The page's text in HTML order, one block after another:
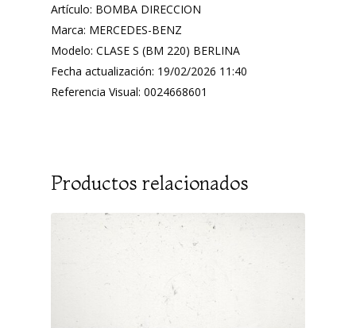
Artículo: BOMBA DIRECCION
Marca: MERCEDES-BENZ
Modelo: CLASE S (BM 220) BERLINA
Fecha actualización: 19/02/2026 11:40
Referencia Visual: 0024668601
Productos relacionados